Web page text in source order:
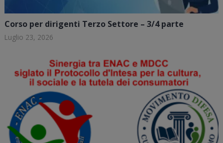
Corso per dirigenti Terzo Settore – 3/4 parte
Luglio 23, 2026